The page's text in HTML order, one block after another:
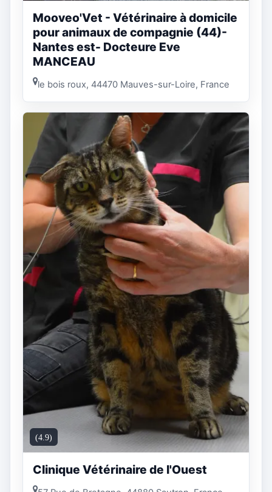
Mooveo'Vet - Vétérinaire à domicile
pour animaux de compagnie (44)-
Nantes est- Docteure Eve
MANCEAU
le bois roux, 44470 Mauves-sur-Loire, France
(4.9)
Clinique Vétérinaire de l'Ouest